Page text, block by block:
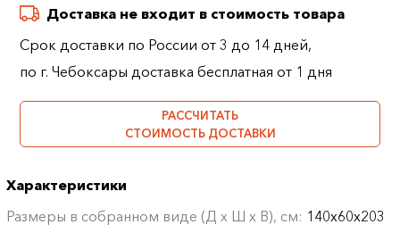
Доставка не входит в стоимость товара
Срок доставки по России от 3 до 14 дней,
по г. Чебоксары доставка бесплатная от 1 дня
РАССЧИТАТЬ
СТОИМОСТЬ ДОСТАВКИ
Характеристики
Размеры в собранном виде (Д х Ш х В), см: 140х60х203